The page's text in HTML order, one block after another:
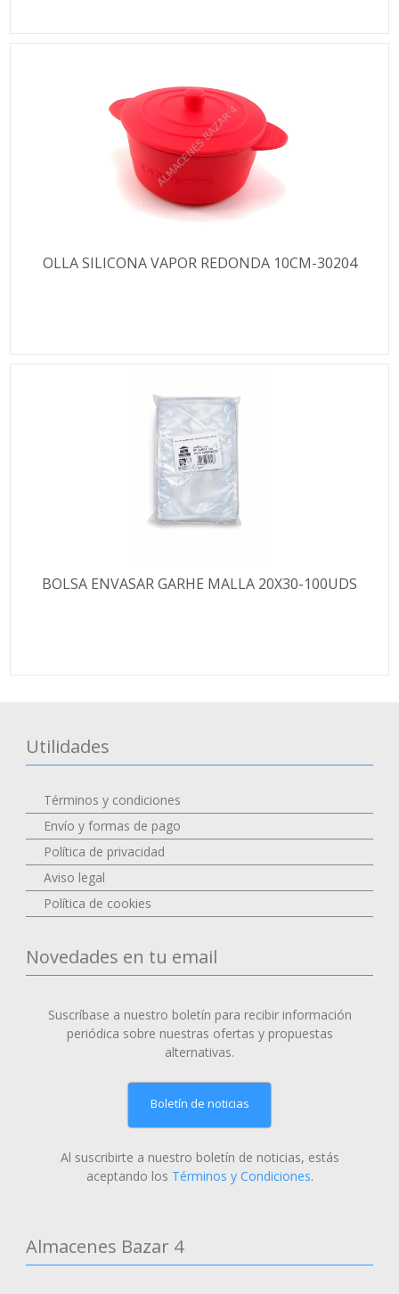
OLLA SILICONA VAPOR REDONDA 10CM-30204
BOLSA ENVASAR GARHE MALLA 20X30-100UDS
Utilidades
Términos y condiciones
Envío y formas de pago
Política de privacidad
Aviso legal
Política de cookies
Novedades en tu email
Suscríbase a nuestro boletín para recibir información
periódica sobre nuestras ofertas y propuestas
alternativas.
Boletín de noticias
Al suscribirte a nuestro boletín de noticias, estás
aceptando los Términos y Condiciones.
Almacenes Bazar 4